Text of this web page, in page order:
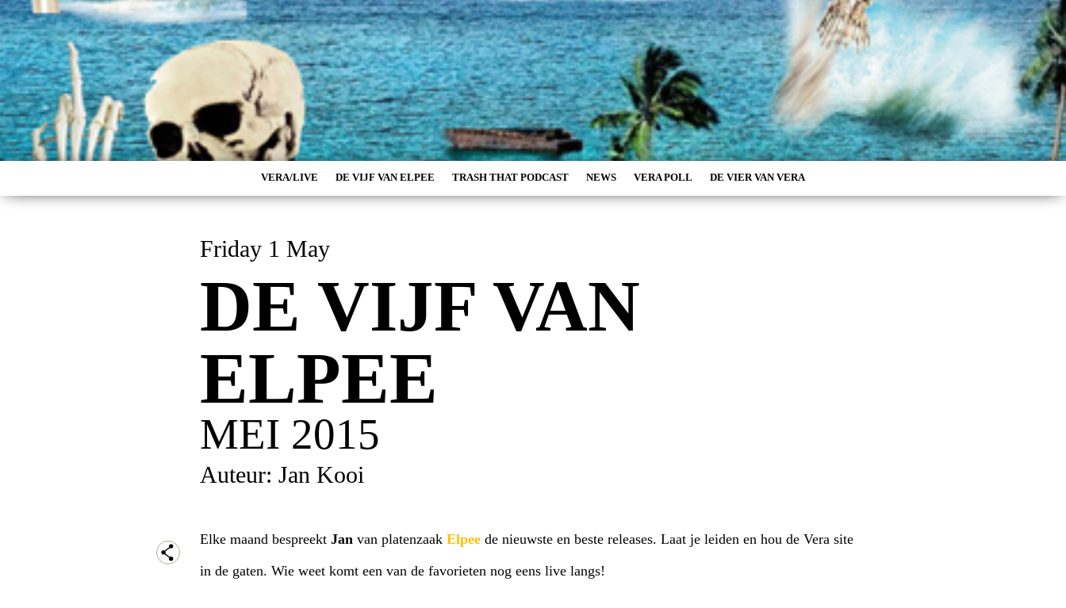
VERA/LIVE DE VIJF VAN ELPEE TRASH THAT PODCAST NEWS VERA POLL DE VIER VAN VERA
Friday 1 May
DE VIJF VAN
ELPEE
MEI 2015
Auteur: Jan Kooi
Elke maand bespreekt Jan van platenzaak Elpee de nieuwste en beste releases. Laat je leiden en hou de Vera site
in de gaten. Wie weet komt een van de favorieten nog eens live langs!